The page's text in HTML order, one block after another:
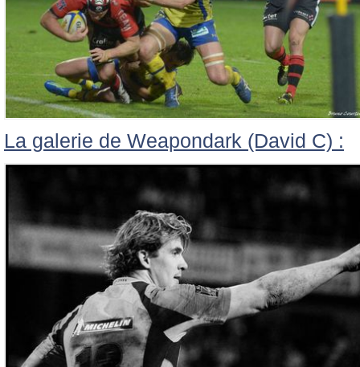
La galerie de Weapondark (David C) :